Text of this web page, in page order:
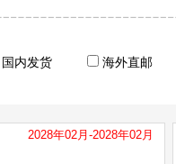
英国牛栏 澳洲
美素佳儿 澳洲
佳丽雅Gallia 英
国内发货 海外直邮
2028年02月-2028年02月